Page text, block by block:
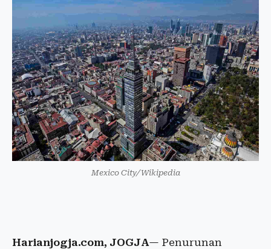
Mexico City/Wikipedia
Harianjogja.com, JOGJA— Penurunan